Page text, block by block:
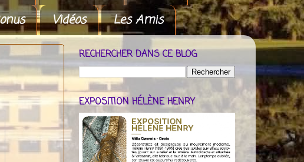
Vidéos Les Amis
RECHERCHER DANS CE BLOG
EXPOSITION HÉLÈNE HENRY